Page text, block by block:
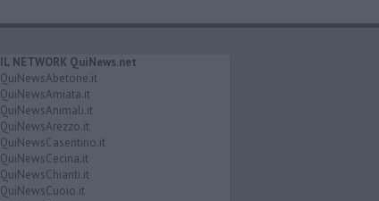
IL NETWORK QuiNews.net
QuiNewsAbetone.it
QuiNewsAmiata.it
QuiNewsAnimali.it
QuiNewsArezzo.it
QuiNewsCasentino.it
QuiNewsCecina.it
QuiNewsChianti.it
QuiNewsCuoio.it